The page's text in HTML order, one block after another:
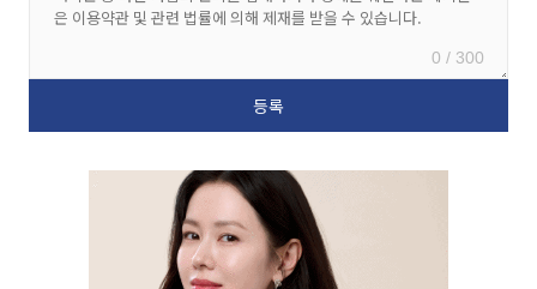
0 / 300